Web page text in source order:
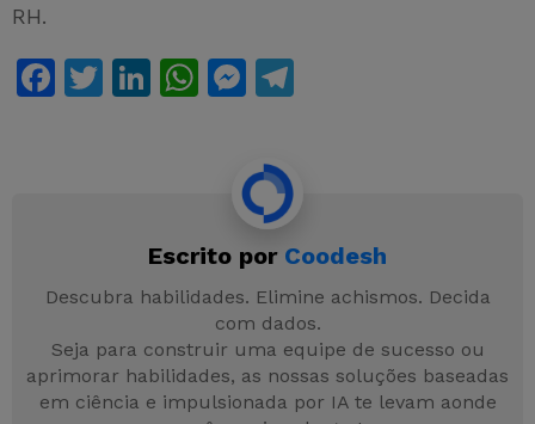
RH.
F
o
k
T
Li
n
W
p
p
M
s
s
e
n
g
er
m
Escrito por Coodesh
Descubra habilidades. Elimine achismos. Decida
com dados.
Seja para construir uma equipe de sucesso ou
aprimorar habilidades, as nossas soluções baseadas
em ciência e impulsionada por IA te levam aonde